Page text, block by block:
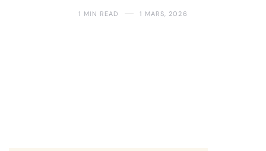
1 MIN READ 1 MARS, 2026